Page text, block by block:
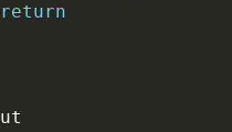
return